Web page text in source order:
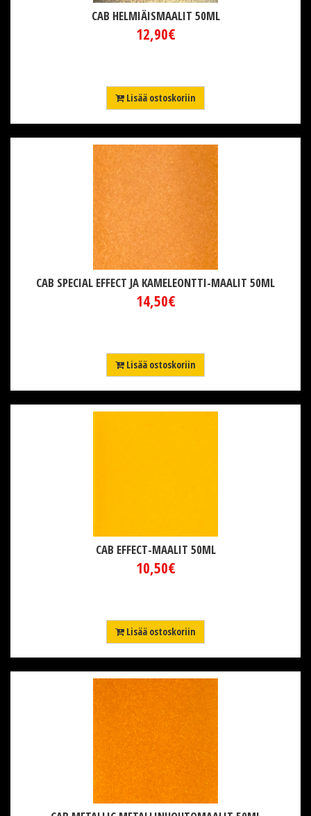
CAB HELMIÄISMAALIT 50ML
12,90€
Lisää ostoskoriin
CAB SPECIAL EFFECT JA KAMELEONTTI-MAALIT 50ML
14,50€
Lisää ostoskoriin
CAB EFFECT-MAALIT 50ML
10,50€
Lisää ostoskoriin